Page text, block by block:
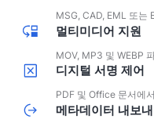
MSG, CAD, EML 또는
멀티미디어 지원
MOV, MP3 및 WEBP
디지털 서명 제어
PDF 및 Office 문서에
메타데이터 내보